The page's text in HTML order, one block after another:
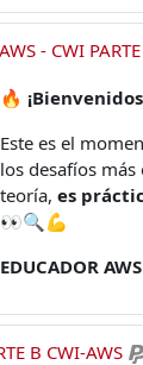
- CWI
🔥
Este es el
los desafíos
teoría, es
👀🔍💪
EDUCADOR
B CWI-AWS